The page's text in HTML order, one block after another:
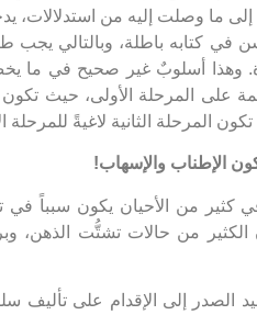
ما وصلت إليه من استدلالات،
في كتابه باطلة، وبالتالي يجب
وهذا أسلوبٌ غير صحيح في
على المرحلة الأولى، حيث
المرحلة الثانية لاغيةً للمرحلة
الإطناب والإسهاب!
من الأحيان يكون سبباً في
من حالات تشتُّت الذهن،
الصدر إلى الإقدام على تأليف